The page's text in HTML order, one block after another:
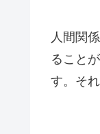
人間関
ること
す。そ